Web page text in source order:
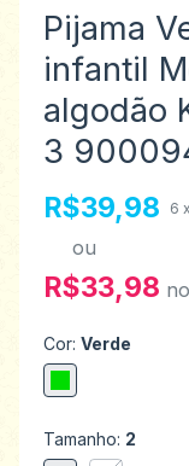
Pijama
infantil
algodão
3
R$39,98 6
ou
R$33,98 no
Cor: Verde
Tamanho: 2